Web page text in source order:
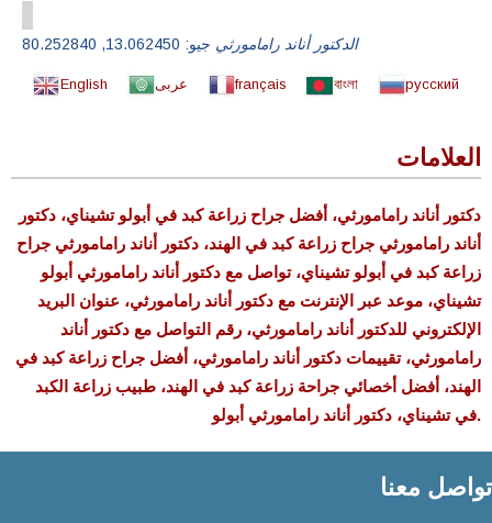
الدكتور أناند رامامورثي جيو: 13.062450
,
80.252840
English عربى français বাংলা русский
العلامات
دكتور أناند رامامورثي، أفضل جراح زراعة كبد في أبولو تشيناي، دكتور
أناند رامامورثي جراح زراعة كبد في الهند، دكتور أناند رامامورثي جراح
زراعة كبد في أبولو تشيناي، تواصل مع دكتور أناند رامامورثي أبولو
تشيناي، موعد عبر الإنترنت مع دكتور أناند رامامورثي، عنوان البريد
الإلكتروني للدكتور أناند رامامورثي، رقم التواصل مع دكتور أناند
رامامورثي، تقييمات دكتور أناند رامامورثي، أفضل جراح زراعة كبد في
الهند، أفضل أخصائي جراحة زراعة كبد في الهند، طبيب زراعة الكبد
في تشيناي، دكتور أناند رامامورثي أبولو.
تواصل معنا